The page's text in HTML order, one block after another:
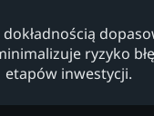
ryzyko
etapów inwestycji.